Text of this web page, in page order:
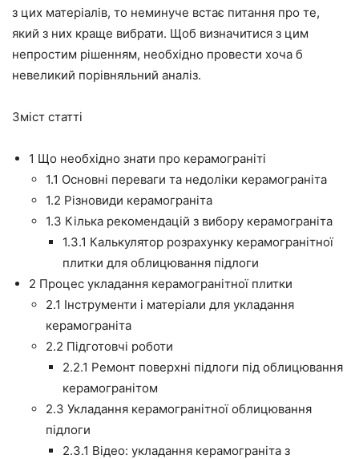
з цих матеріалів, то неминуче встає питання про те,
який з них краще вибрати. Щоб визначитися з цим
непростим рішенням, необхідно провести хоча б
невеликий порівняльний аналіз.
Зміст статті
1 Що необхідно знати про керамограніті
1.1 Основні переваги та недоліки керамограніта
1.2 Різновиди керамограніта
1.3 Кілька рекомендацій з вибору керамограніта
1.3.1 Калькулятор розрахунку керамогранітної
плитки для облицювання підлоги
2 Процес укладання керамогранітної плитки
2.1 Інструменти і матеріали для укладання
керамограніта
2.2 Підготовчі роботи
2.2.1 Ремонт поверхні підлоги під облицювання
керамогранітом
2.3 Укладання керамогранітної облицювання
підлоги
2.3.1 Відео: укладання керамограніта з